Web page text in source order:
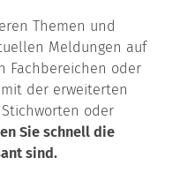
Themen und
Meldungen auf
Fachbereichen oder
der erweiterten
oder
Sie schnell die
sind.